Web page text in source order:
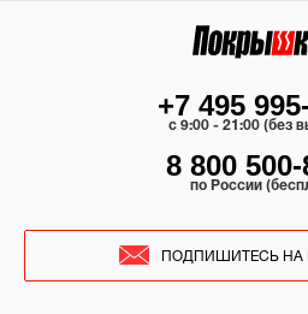
+7 495
c 9:00 - 21:00 (без
8 800
по России
ПОДПИШИТЕСЬ